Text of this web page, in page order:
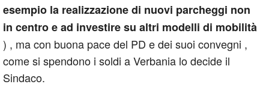
esempio la realizzazione di nuovi parcheggi non
in centro e ad investire su altri modelli di mobilità
) , ma con buona pace del PD e dei suoi convegni ,
come si spendono i soldi a Verbania lo decide il
Sindaco.